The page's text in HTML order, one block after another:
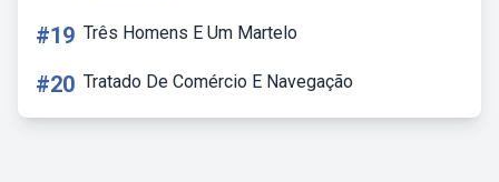
#19 Três Homens E Um Martelo
#20 Tratado De Comércio E Navegação